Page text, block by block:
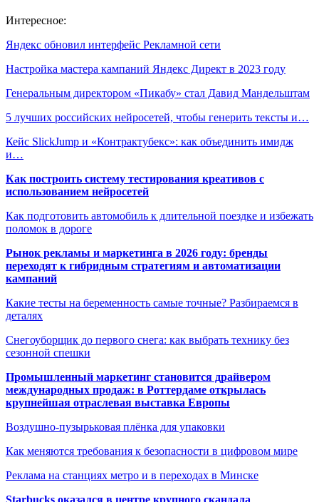
Интересное:
Яндекс обновил интерфейс Рекламной сети
Настройка мастера кампаний Яндекс Директ в 2023 году
Генеральным директором «Пикабу» стал Давид Мандельштам
5 лучших российских нейросетей, чтобы генерить тексты и…
Кейс SlickJump и «Контрактубекс»: как объединить имидж
и…
Как построить систему тестирования креативов с
использованием нейросетей
Как подготовить автомобиль к длительной поездке и избежать
поломок в дороге
Рынок рекламы и маркетинга в 2026 году: бренды
переходят к гибридным стратегиям и автоматизации
кампаний
Какие тесты на беременность самые точные? Разбираемся в
деталях
Снегоуборщик до первого снега: как выбрать технику без
сезонной спешки
Промышленный маркетинг становится драйвером
международных продаж: в Роттердаме открылась
крупнейшая отраслевая выставка Европы
Воздушно-пузырьковая плёнка для упаковки
Как меняются требования к безопасности в цифровом мире
Реклама на станциях метро и в переходах в Минске
Starbucks оказался в центре крупного скандала